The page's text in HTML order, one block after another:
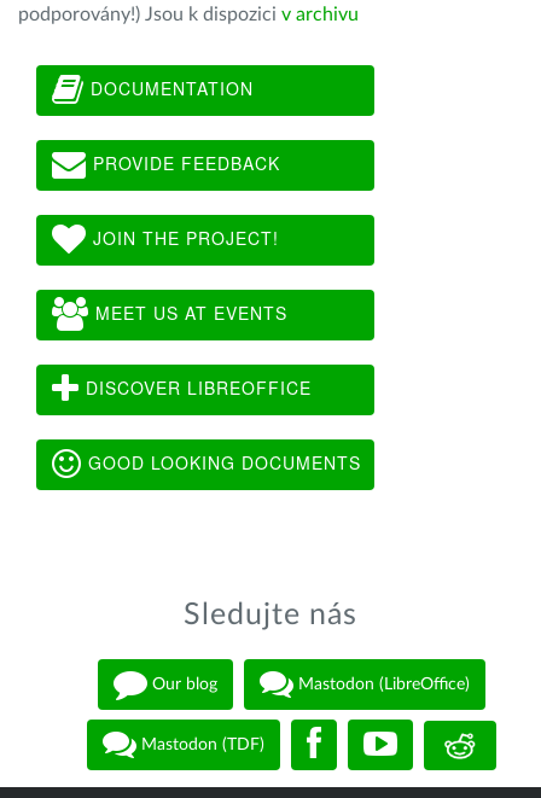
podporovány!) Jsou k dispozici v archivu
DOCUMENTATION
PROVIDE FEEDBACK
JOIN THE PROJECT!
MEET US AT EVENTS
DISCOVER LIBREOFFICE
GOOD LOOKING DOCUMENTS
Sledujte nás
Our blog Mastodon (LibreOffice)
Mastodon (TDF)